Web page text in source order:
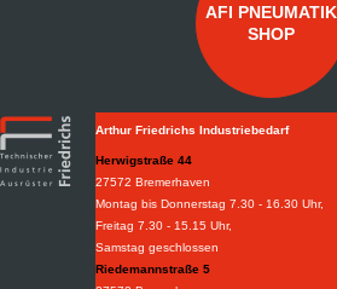
AFI PNEUMATIK
SHOP
Arthur Friedrichs Industriebedarf
Herwigstraße 44
27572 Bremerhaven
Montag bis Donnerstag 7.30 - 16.30 Uhr,
Freitag 7.30 - 15.15 Uhr,
Samstag geschlossen
Riedemannstraße 5